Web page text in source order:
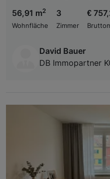
56,91 m2
Wohnfläche
3
Zimmer
€
David Bauer
DB Immopartner